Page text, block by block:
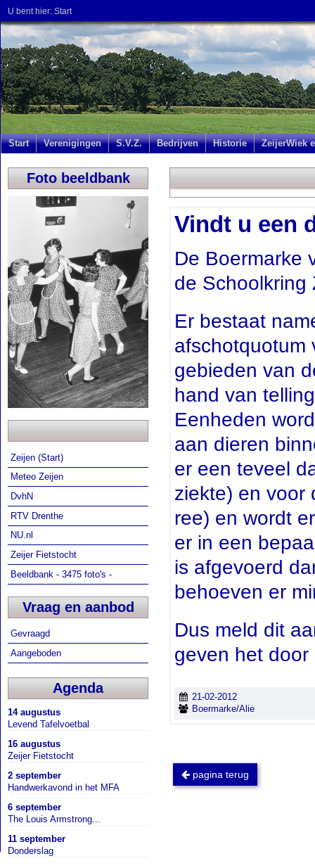
U bent hier: Start
Start Verenigingen S.V.Z. Bedrijven Historie ZeijerWiek
Foto beeldbank
Zeijen (Start)
Meteo Zeijen
DvhN
RTV Drenthe
NU.nl
Zeijer Fietstocht
Beeldbank - 3475 foto's -
Vraag en aanbod
Gevraagd
Aangeboden
Agenda
14 augustus
Levend Tafelvoetbal
16 augustus
Zeijer Fietstocht
2 september
Handwerkavond in het MFA
6 september
The Louis Armstrong...
11 september
Donderslag
Vindt u een
De Boermarke
de Schoolkring
Er bestaat
afschotquotum
gebieden van
hand van
Eenheden
aan dieren
er een teveel
ziekte) en voor
ree) en wordt
er in een
is afgevoerd
behoeven er
Dus meld dit
geven het
21-02-2012
Boermarke/Alie
pagina terug